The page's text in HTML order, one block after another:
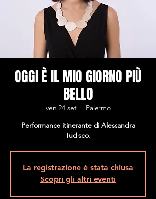
OGGI È IL MIO GIORNO PIÙ
BELLO
ven 24 set
  |
Palermo
Performance itinerante di Alessandra
Tudisco.
La registrazione è stata chiusa
Scopri gli altri eventi